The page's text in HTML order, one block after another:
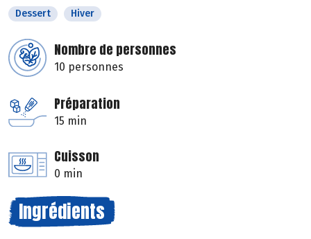
Dessert Hiver
Nombre de personnes
10 personnes
Préparation
15 min
Cuisson
0 min
Ingrédients